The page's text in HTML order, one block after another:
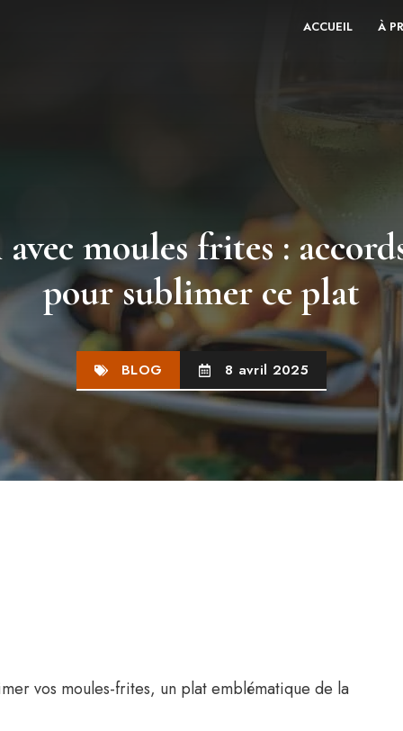
ACCUEIL À
moules frites :
pour sublimer ce plat
BLOG 8 avril 2025
vos moules-frites, un plat emblématique de la